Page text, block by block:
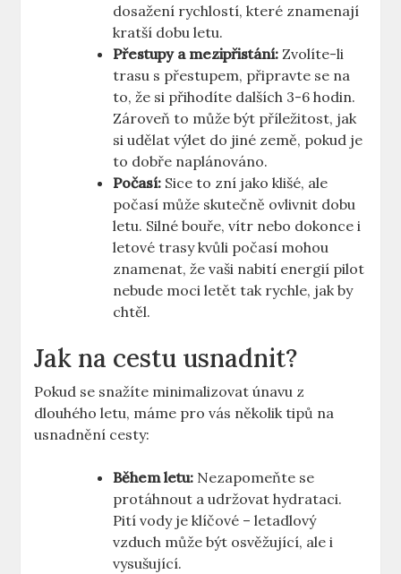
dosažení rychlostí, které znamenají
kratší dobu letu.
Přestupy a mezipřistání: Zvolíte-li
trasu s přestupem, připravte se na
to, že si přihodíte dalších 3-6 hodin.
Zároveň to může být příležitost, jak
si udělat výlet do jiné země, pokud je
to dobře naplánováno.
Počasí: Sice to zní jako klišé, ale
počasí může skutečně ovlivnit dobu
letu. Silné bouře, vítr nebo dokonce i
letové trasy kvůli počasí mohou
znamenat, že vaši nabití energií pilot
nebude moci letět tak rychle, jak by
chtěl.
Jak na cestu usnadnit?
Pokud se snažíte minimalizovat únavu z
dlouhého letu, máme pro vás několik tipů na
usnadnění cesty:
Během letu: Nezapomeňte se
protáhnout a udržovat hydrataci.
Pití vody je klíčové – letadlový
vzduch může být osvěžující, ale i
vysušující.